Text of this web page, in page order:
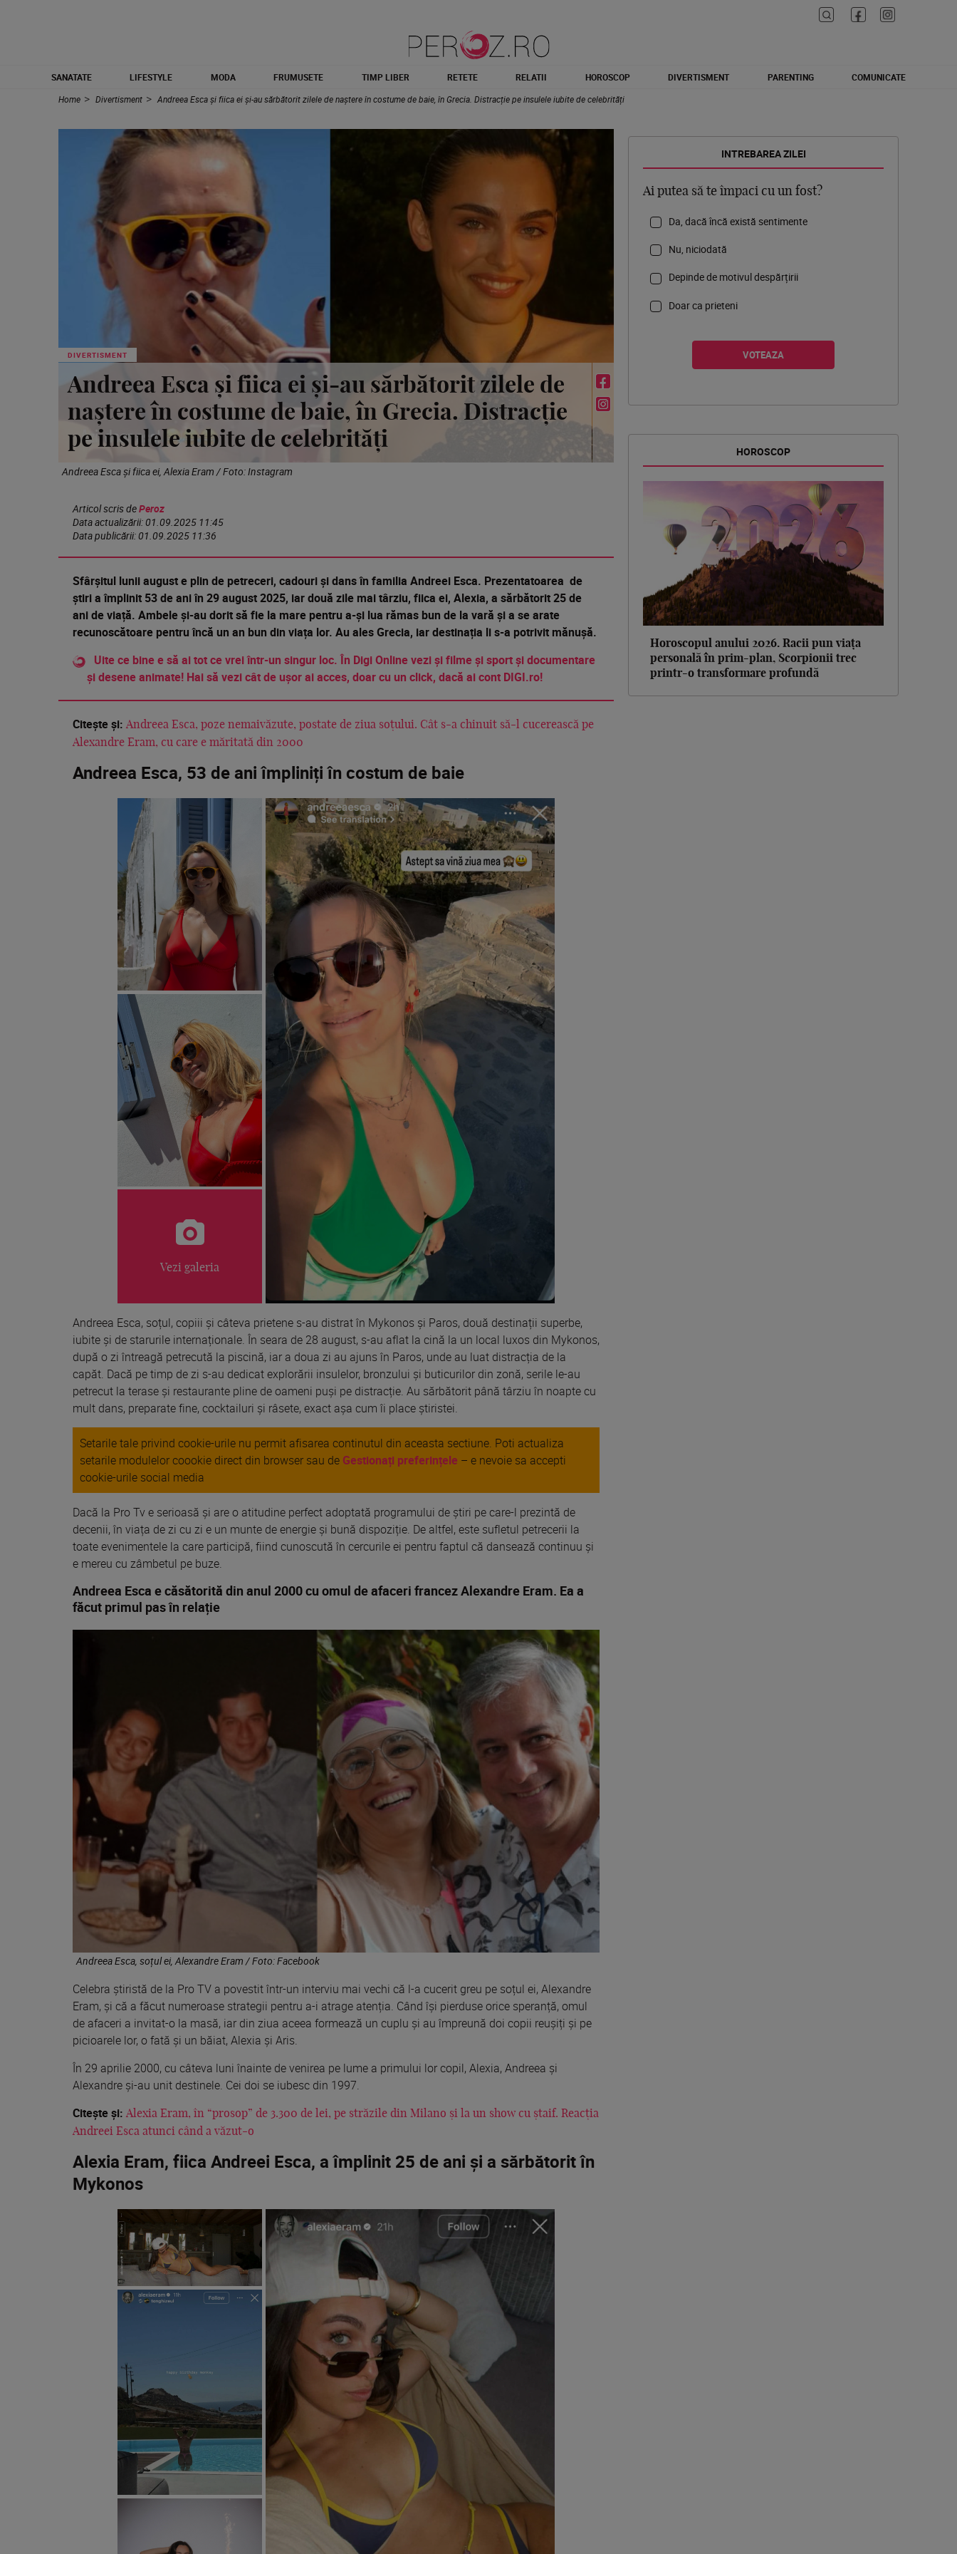
SANATATE LIFESTYLE MODA FRUMUSETE TIMP LIBER RETETE RELATII HOROSCOP DIVERTISMENT PARENTING
COMUNICATE
Home
Divertisment Andreea Esca și fiica ei și-au sărbătorit zilele de naștere în costume de baie, în Grecia. Distracție pe insulele iubite de celebrități
DIVERTISMENT
Andreea Esca și fiica ei, Alexia Eram / Foto: Instagram
Andreea Esca și fiica ei și-au sărbătorit zilele de
naștere în costume de baie, în Grecia. Distracție
pe insulele iubite de celebrități
Articol scris dePeroz
Data actualizării:01.09.2025 11:45
Data publicării:01.09.2025 11:36
Sfârșitul lunii august e plin de petreceri, cadouri și dans în familia Andreei Esca. Prezentatoarea de
știri a împlinit 53 de ani în 29 august 2025, iar două zile mai târziu, fiica ei, Alexia, a sărbătorit 25 de
ani de viață. Ambele și-au dorit să fie la mare pentru a-și lua rămas bun de la vară și a se arate
recunoscătoare pentru încă un an bun din viața lor. Au ales Grecia, iar destinația li s-a potrivit mănușă.
Uite ce bine e să ai tot ce vrei într-un singur loc. În Digi Online vezi și filme și sport și documentare
și desene animate! Hai să vezi cât de ușor ai acces, doar cu un click, dacă ai cont DIGI.ro!
Citește și: Andreea Esca, poze nemaivăzute, postate de ziua soțului. Cât s-a chinuit să-l cucerească pe
Alexandre Eram, cu care e măritată din 2000
Andreea Esca, 53 de ani împliniți în costum de baie
Vezi galeria
Andreea Esca, soțul, copiii și câteva prietene s-au distrat în Mykonos și Paros, două destinații superbe,
iubite și de starurile internaționale. În seara de 28 august, s-au aflat la cină la un local luxos din Mykonos,
după o zi întreagă petrecută la piscină, iar a doua zi au ajuns în Paros, unde au luat distracția de la
capăt. Dacă pe timp de zi s-au dedicat explorării insulelor, bronzului și buticurilor din zonă, serile le-au
petrecut la terase și restaurante pline de oameni puși pe distracție. Au sărbătorit până târziu în noapte cu
mult dans, preparate fine, cocktailuri și râsete, exact așa cum îi place știristei.
Setarile tale privind cookie-urile nu permit afisarea continutul din aceasta sectiune. Poti actualiza
setarile modulelor coookie direct din browser sau de Gestionați preferințele – e nevoie sa accepti
cookie-urile social media
Dacă la Pro Tv e serioasă și are o atitudine perfect adoptată programului de știri pe care-l prezintă de
decenii, în viața de zi cu zi e un munte de energie și bună dispoziție. De altfel, este sufletul petrecerii la
toate evenimentele la care participă, fiind cunoscută în cercurile ei pentru faptul că dansează continuu și
e mereu cu zâmbetul pe buze.
Andreea Esca e căsătorită din anul 2000 cu omul de afaceri francez Alexandre Eram. Ea a
făcut primul pas în relație
Andreea Esca, soțul ei, Alexandre Eram / Foto: Facebook
Celebra știristă de la Pro TV a povestit într-un interviu mai vechi că l-a cucerit greu pe soțul ei, Alexandre
Eram, și că a făcut numeroase strategii pentru a-i atrage atenția. Când își pierduse orice speranță, omul
de afaceri a invitat-o la masă, iar din ziua aceea formează un cuplu și au împreună doi copii reușiți și pe
picioarele lor, o fată și un băiat, Alexia și Aris.
În 29 aprilie 2000, cu câteva luni înainte de venirea pe lume a primului lor copil, Alexia, Andreea și
Alexandre și-au unit destinele. Cei doi se iubesc din 1997.
Citește și: Alexia Eram, în “prosop” de 3.300 de lei, pe străzile din Milano și la un show cu ștaif. Reacția
Andreei Esca atunci când a văzut-o
Alexia Eram, fiica Andreei Esca, a împlinit 25 de ani și a sărbătorit în
Mykonos
INTREBAREA ZILEI
Ai putea să te împaci cu un fost?
Da, dacă încă există sentimente
Nu, niciodată
Depinde de motivul despărțirii
Doar ca prieteni
HOROSCOP
Horoscopul anului 2026. Racii pun viața
personală în prim-plan, Scorpionii trec
printr-o transformare profundă